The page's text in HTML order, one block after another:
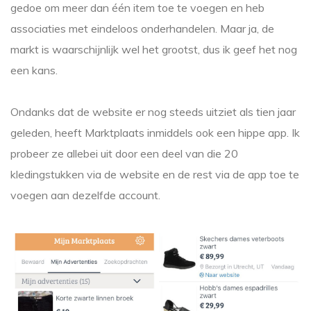
gedoe om meer dan één item toe te voegen en heb
associaties met eindeloos onderhandelen. Maar ja, de
markt is waarschijnlijk wel het grootst, dus ik geef het nog
een kans.
Ondanks dat de website er nog steeds uitziet als tien jaar
geleden, heeft Marktplaats inmiddels ook een hippe app. Ik
probeer ze allebei uit door een deel van die 20
kledingstukken via de website en de rest via de app toe te
voegen aan dezelfde account.